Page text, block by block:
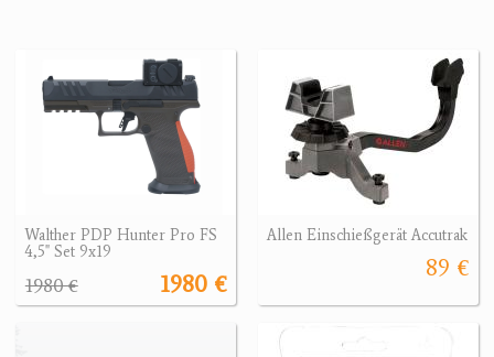
Walther PDP Hunter Pro FS
4,5" Set 9x19
1980 €
1980 €
Allen Einschießgerät Accutrak
89 €